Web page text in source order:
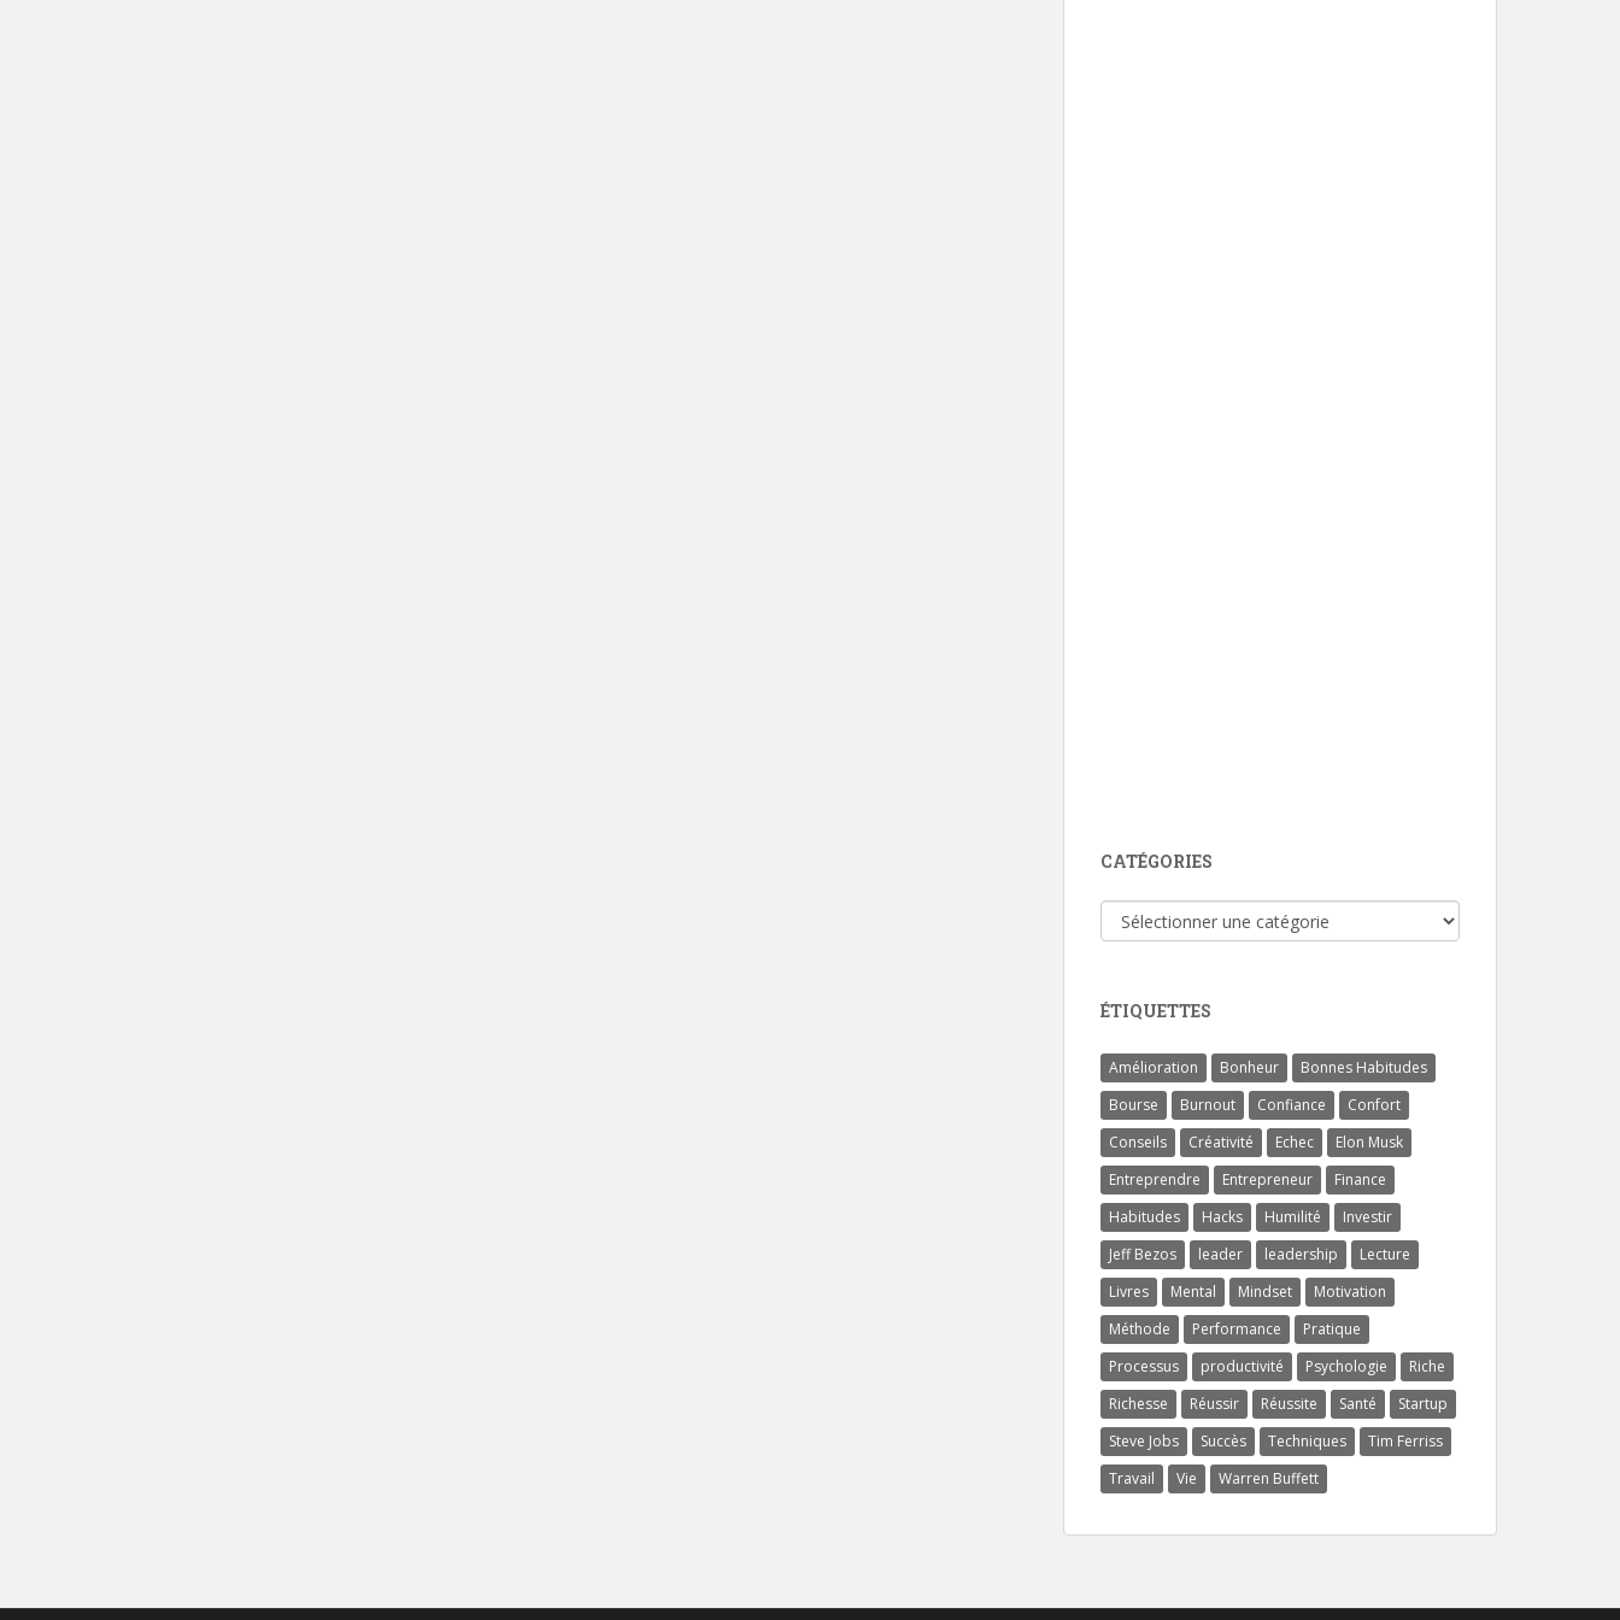
CATÉGORIES
Catégories
ÉTIQUETTES
Amélioration Bonheur
Bonnes Habitudes
Bourse
Burnout Confiance
Confort
Conseils
Créativité Echec
Elon Musk
Entreprendre
Entrepreneur
Finance
Habitudes
Hacks Humilité
Investir
Jeff Bezos
leader leadership
Lecture
Livres
Mental Mindset
Motivation
Méthode
Performance
Pratique
Processus
productivité Psychologie
Riche
Richesse
Réussir Réussite Santé
Startup
Steve Jobs
Succès Techniques
Tim Ferriss
Travail
Vie Warren Buffett